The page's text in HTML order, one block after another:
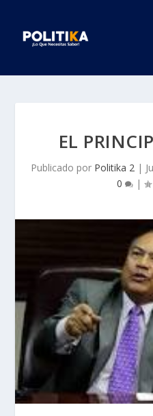
EL
Publicado por Politika 2 |
0
|